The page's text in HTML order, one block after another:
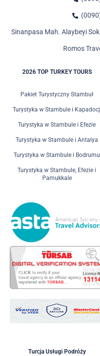
Sinanpasa Mah. Alaybeyi
Romos
2026 TOP TURKEY TOURS
Pakiet Turystyczny Stambuł
Turystyka w Stambule i
Turystyka w Stambule i Efezie
Turystyka w Stambule i Antalya
Turystyka w Stambule i Bodrumu
Turystyka w Stambule, Efezie i
Pamukkale
Turcja Usługi Podróży